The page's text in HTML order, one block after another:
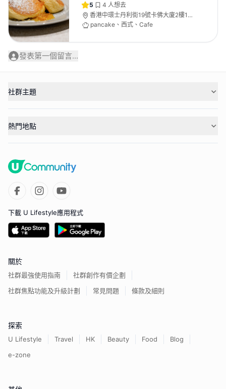
5 4 人想去
香港中環士丹利街19號卡佛大廈2樓1號
舖
pancake、西式、Cafe
發表第一個留言...
社群主題
熱門地點
下載 U Lifestyle應用程式
關於
社群最強使用指南
社群創作有價企劃
社群焦點功能及升級計劃
常見問題 條款及細則
探索
U Lifestyle Travel HK Beauty Food
Blog
e-zone